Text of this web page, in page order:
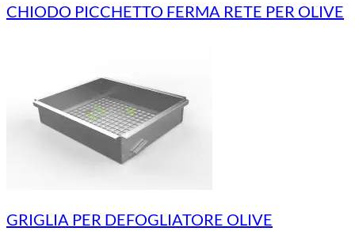
CHIODO PICCHETTO FERMA RETE PER OLIVE
GRIGLIA PER DEFOGLIATORE OLIVE